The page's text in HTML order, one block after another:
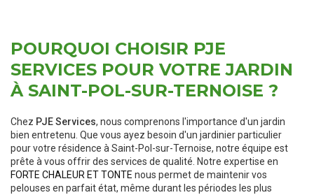
POURQUOI CHOISIR PJE
SERVICES POUR VOTRE JARDIN
À SAINT-POL-SUR-TERNOISE ?
Chez PJE Services, nous comprenons l'importance d'un jardin
bien entretenu. Que vous ayez besoin d'un jardinier particulier
pour votre résidence à Saint-Pol-sur-Ternoise, notre équipe est
prête à vous offrir des services de qualité. Notre expertise en
FORTE CHALEUR ET TONTE nous permet de maintenir vos
pelouses en parfait état, même durant les périodes les plus